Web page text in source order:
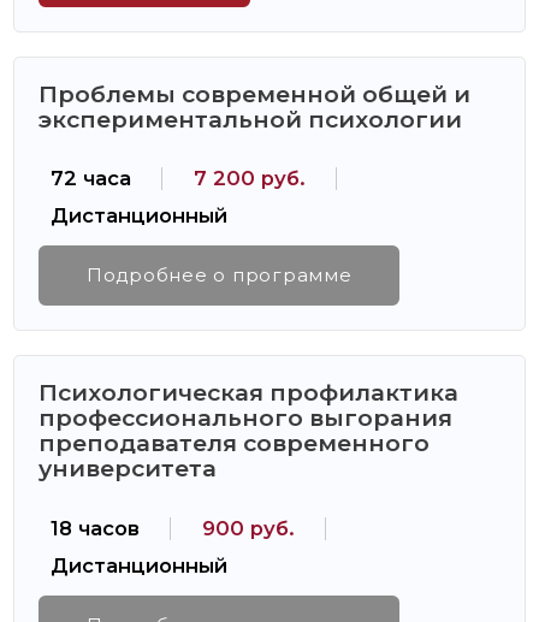
Проблемы современной общей и
экспериментальной психологии
72 часа
7 200 руб.
Дистанционный
Подробнее о программе
Психологическая профилактика
профессионального выгорания
преподавателя современного
университета
18 часов
900 руб.
Дистанционный